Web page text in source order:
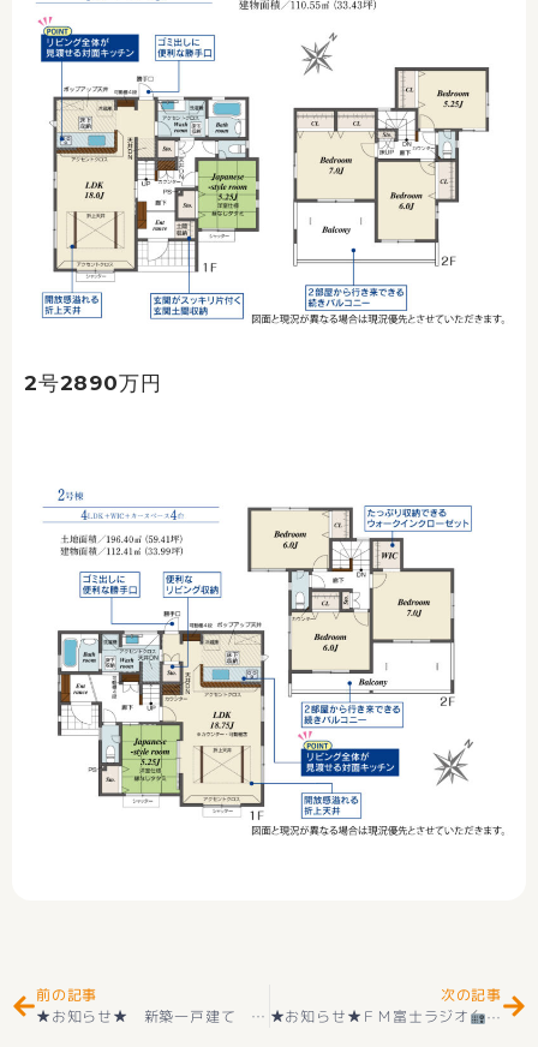
2号2890万円
前の記事
★お知らせ★ 新築一戸建て 新築一戸建て甲斐市中下条 2階建 ３ＬＤＫ １号 デザイナーズコンパクト分譲 好評販売中(^^♪
次の記事
★お知らせ★ＦＭ富士ラジオ